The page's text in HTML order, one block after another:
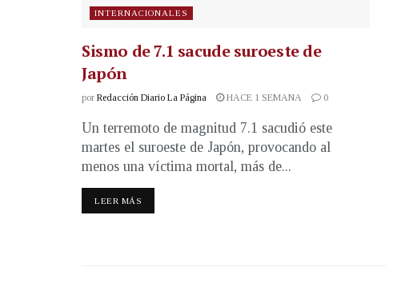
INTERNACIONALES
Sismo de 7.1 sacude suroeste de
Japón
por Redacción Diario La Página HACE 1 SEMANA 0
Un terremoto de magnitud 7.1 sacudió este
martes el suroeste de Japón, provocando al
menos una víctima mortal, más de...
LEER MÁS